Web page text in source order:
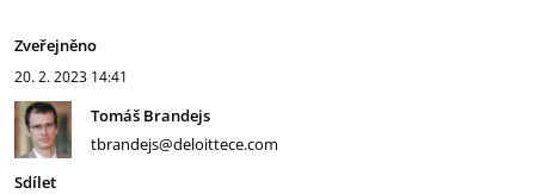
Zveřejněno
20. 2. 2023 14:41
Tomáš Brandejs
tbrandejs@deloittece.com
Sdílet